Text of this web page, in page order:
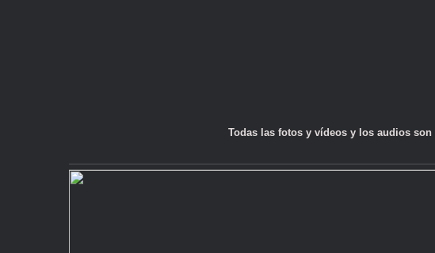
Todas las fotos y vídeos y los audios